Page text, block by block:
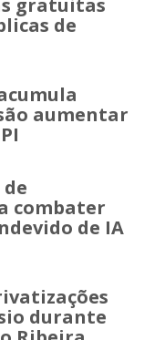
gratuitas
de
aumentar
combater
de IA
durante